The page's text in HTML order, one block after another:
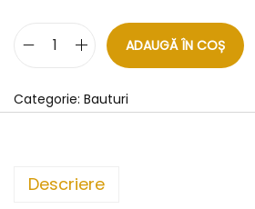
ADAUGĂ ÎN COȘ
Categorie: Bauturi
Descriere